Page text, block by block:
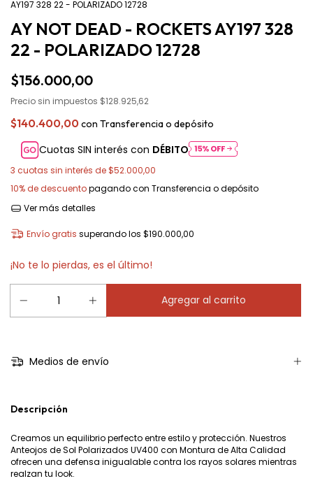
AY197 328 22 - POLARIZADO 12728
AY NOT DEAD - ROCKETS AY197 328
22 - POLARIZADO 12728
$156.000,00
Precio sin impuestos $128.925,62
$140.400,00con Transferencia o depósito
Cuotas SIN interés con DÉBITO
3 cuotas sin interés de$52.000,00
10% de descuentopagando con Transferencia o depósito
Ver más detalles
Envío gratis superando los $190.000,00
¡No te lo pierdas, es el último!
Medios de envío
Descripción
Creamos un equilibrio perfecto entre estilo y protección. Nuestros
Anteojos de Sol Polarizados UV400 con Montura de Alta Calidad
ofrecen una defensa inigualable contra los rayos solares mientras
realzan tu look.